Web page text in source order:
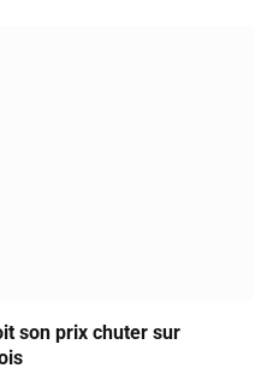
son prix chuter sur